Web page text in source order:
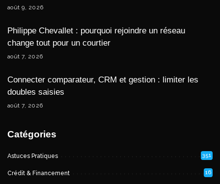
août 9, 2026
Philippe Chevallet : pourquoi rejoindre un réseau
change tout pour un courtier
août 7, 2026
Connecter comparateur, CRM et gestion : limiter les
doubles saisies
août 7, 2026
Catégories
Astuces Pratiques 351
Crédit & Financement 16